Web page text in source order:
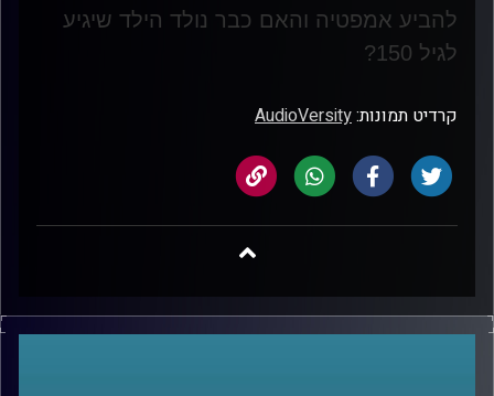
להביע אמפטיה והאם כבר נולד הילד שיגיע
לגיל 150
?
קרדיט תמונות:AudioVersity